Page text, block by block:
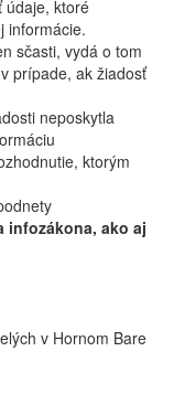
údaje, ktoré
informácie.
sčasti, vydá o tom
prípade, ak žiadosť
neposkytla
ktorým
ako aj
v Hornom Bare